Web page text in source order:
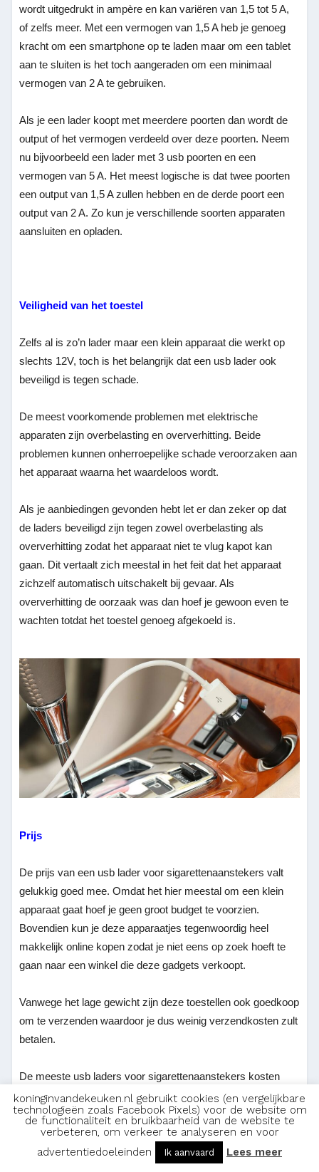
wordt uitgedrukt in ampère en kan variëren van 1,5 tot 5 A,
of zelfs meer. Met een vermogen van 1,5 A heb je genoeg
kracht om een smartphone op te laden maar om een tablet
aan te sluiten is het toch aangeraden om een minimaal
vermogen van 2 A te gebruiken.
Als je een lader koopt met meerdere poorten dan wordt de
output of het vermogen verdeeld over deze poorten. Neem
nu bijvoorbeeld een lader met 3 usb poorten en een
vermogen van 5 A. Het meest logische is dat twee poorten
een output van 1,5 A zullen hebben en de derde poort een
output van 2 A. Zo kun je verschillende soorten apparaten
aansluiten en opladen.
Veiligheid van het toestel
Zelfs al is zo’n lader maar een klein apparaat die werkt op
slechts 12V, toch is het belangrijk dat een usb lader ook
beveiligd is tegen schade.
De meest voorkomende problemen met elektrische
apparaten zijn overbelasting en oververhitting. Beide
problemen kunnen onherroepelijke schade veroorzaken aan
het apparaat waarna het waardeloos wordt.
Als je aanbiedingen gevonden hebt let er dan zeker op dat
de laders beveiligd zijn tegen zowel overbelasting als
oververhitting zodat het apparaat niet te vlug kapot kan
gaan. Dit vertaalt zich meestal in het feit dat het apparaat
zichzelf automatisch uitschakelt bij gevaar. Als
oververhitting de oorzaak was dan hoef je gewoon even te
wachten totdat het toestel genoeg afgekoeld is.
Prijs
De prijs van een usb lader voor sigarettenaanstekers valt
gelukkig goed mee. Omdat het hier meestal om een klein
apparaat gaat hoef je geen groot budget te voorzien.
Bovendien kun je deze apparaatjes tegenwoordig heel
makkelijk online kopen zodat je niet eens op zoek hoeft te
gaan naar een winkel die deze gadgets verkoopt.
Vanwege het lage gewicht zijn deze toestellen ook goedkoop
om te verzenden waardoor je dus weinig verzendkosten zult
betalen.
De meeste usb laders voor sigarettenaanstekers kosten
minder dan €10. Er zijn natuurlijk ook andere apparaten die
iets duurder zijn maar het is moeilijk om meer dan €20 uit te
geven aan zo’n apparaat.
koninginvandekeuken.nl gebruikt cookies (en vergelijkbare
technologieën zoals Facebook Pixels) voor de website om
de functionaliteit en bruikbaarheid van de website te
verbeteren, om verkeer te analyseren en voor
advertentiedoeleinden
Ik aanvaard Lees meer